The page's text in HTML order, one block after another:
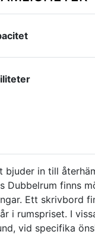
bjuder in till
Dubbelrum finns
Ett skrivbord
i rumspriset. I
vid specifika